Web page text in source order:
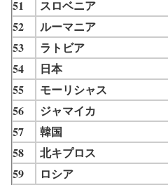
51
スロベニア
52
ルーマニア
53
ラトビア
54
日本
55
モーリシャス
56
ジャマイカ
57
韓国
58
北キプロス
59
ロシア